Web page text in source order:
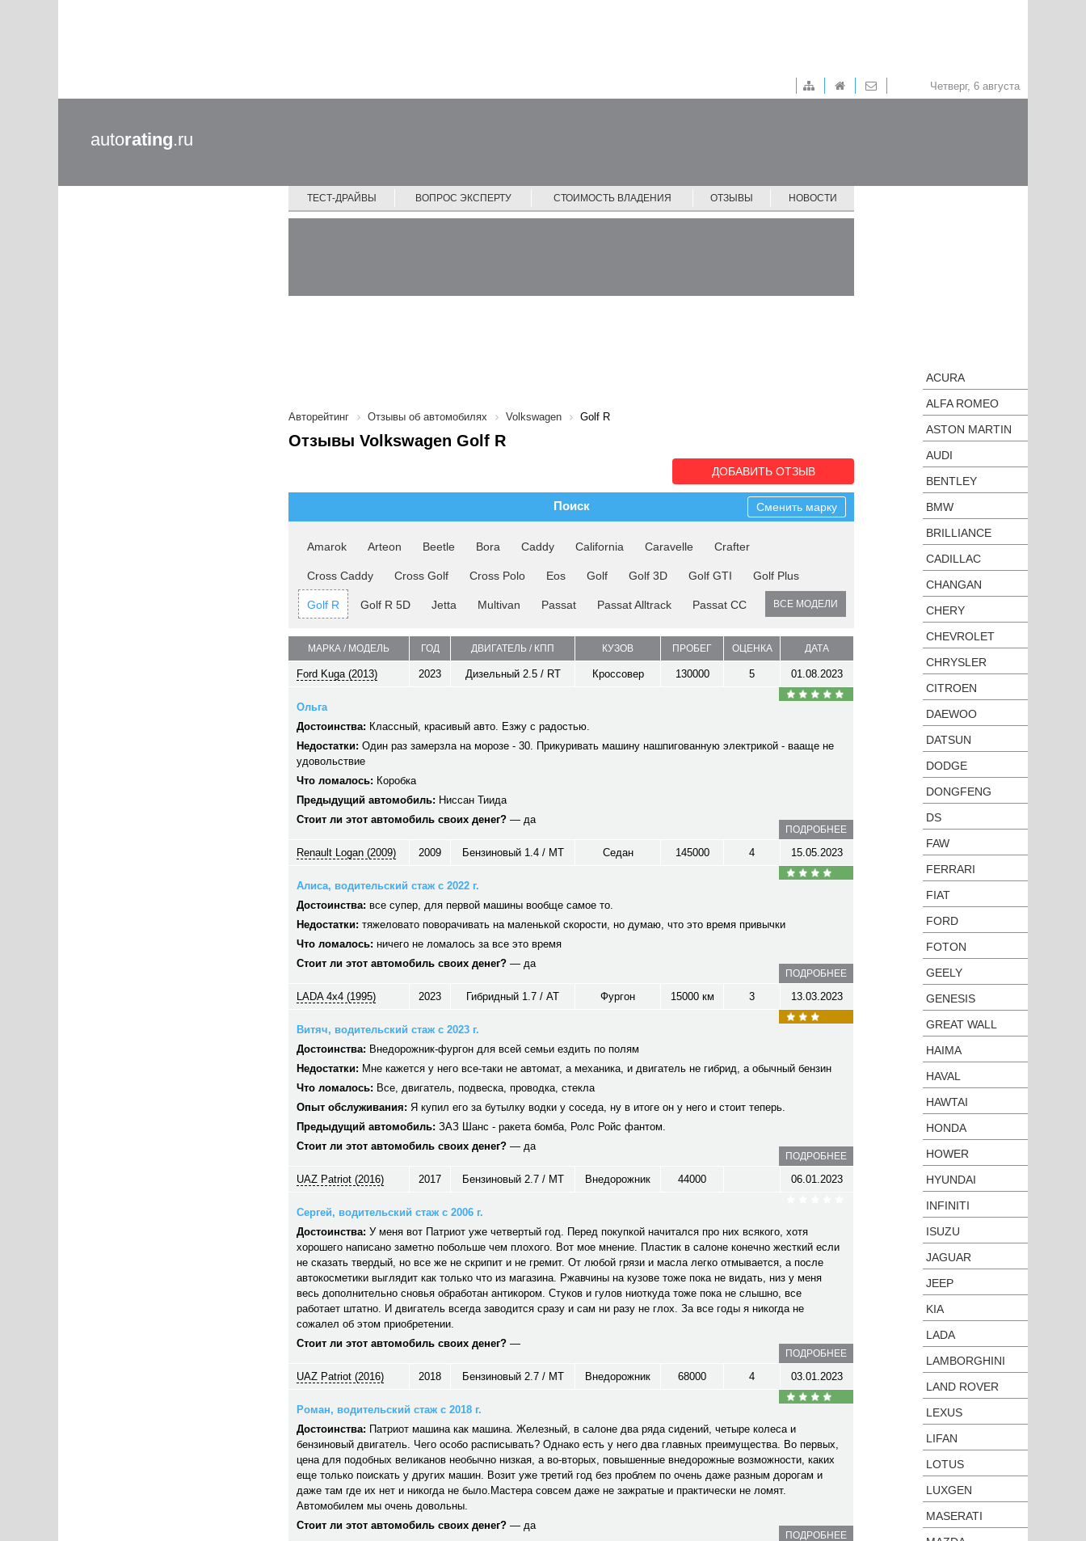
Четверг, 6 августа
autorating.ru
ТЕСТ-ДРАЙВЫ ВОПРОС ЭКСПЕРТУ СТОИМОСТЬ ВЛАДЕНИЯ ОТЗЫВЫ НОВОСТИ
Авторейтинг Отзывы об автомобилях Volkswagen Golf R
Отзывы Volkswagen Golf R
ДОБАВИТЬ ОТЗЫВ
Поиск Сменить марку
Amarok Arteon Beetle Bora Caddy California Caravelle Crafter
Cross Caddy Cross Golf Cross Polo Eos Golf Golf 3D Golf GTI Golf Plus
Golf R Golf R 5D Jetta Multivan Passat Passat Alltrack Passat CC ВСЕ МОДЕЛИ
МАРКА / МОДЕЛЬ ГОД ДВИГАТЕЛЬ / КПП КУЗОВ ПРОБЕГ ОЦЕНКА ДАТА
Ford Kuga (2013) 2023 Дизельный 2.5 / RT Кроссовер 130000 5 01.08.2023
Ольга
Достоинства: Классный, красивый авто. Езжу с радостью.
Недостатки: Один раз замерзла на морозе - 30. Прикуривать машину нашпигованную электрикой - вааще не
удовольствие
Что ломалось: Коробка
Предыдущий автомобиль: Ниссан Тиида
Стоит ли этот автомобиль своих денег? — да
ПОДРОБНЕЕ
Renault Logan (2009) 2009 Бензиновый 1.4 / MT Седан 145000 4 15.05.2023
Алиса, водительский стаж с 2022 г.
Достоинства: все супер, для первой машины вообще самое то.
Недостатки: тяжеловато поворачивать на маленькой скорости, но думаю, что это время привычки
Что ломалось: ничего не ломалось за все это время
Стоит ли этот автомобиль своих денег? — да
ПОДРОБНЕЕ
LADA 4x4 (1995) 2023 Гибридный 1.7 / AT Фургон 15000 км 3 13.03.2023
Витяч, водительский стаж с 2023 г.
Достоинства: Внедорожник-фургон для всей семьи ездить по полям
Недостатки: Мне кажется у него все-таки не автомат, а механика, и двигатель не гибрид, а обычный бензин
Что ломалось: Все, двигатель, подвеска, проводка, стекла
Опыт обслуживания: Я купил его за бутылку водки у соседа, ну в итоге он у него и стоит теперь.
Предыдущий автомобиль: ЗАЗ Шанс - ракета бомба, Ролс Ройс фантом.
Стоит ли этот автомобиль своих денег? — да
ПОДРОБНЕЕ
UAZ Patriot (2016) 2017 Бензиновый 2.7 / MT Внедорожник 44000 06.01.2023
Сергей, водительский стаж с 2006 г.
Достоинства: У меня вот Патриот уже четвертый год. Перед покупкой начитался про них всякого, хотя
хорошего написано заметно побольше чем плохого. Вот мое мнение. Пластик в салоне конечно жесткий если
не сказать твердый, но все же не скрипит и не гремит. От любой грязи и масла легко отмывается, а после
автокосметики выглядит как только что из магазина. Ржавчины на кузове тоже пока не видать, низ у меня
весь дополнительно сновья обработан антикором. Стуков и гулов ниоткуда тоже пока не слышно, все
работает штатно. И двигатель всегда заводится сразу и сам ни разу не глох. За все годы я никогда не
сожалел об этом приобретении.
Стоит ли этот автомобиль своих денег? —
ПОДРОБНЕЕ
UAZ Patriot (2016) 2018 Бензиновый 2.7 / MT Внедорожник 68000 4 03.01.2023
Роман, водительский стаж с 2018 г.
Достоинства: Патриот машина как машина. Железный, в салоне два ряда сидений, четыре колеса и
бензиновый двигатель. Чего особо расписывать? Однако есть у него два главных преимущества. Во первых,
цена для подобных великанов необычно низкая, а во-вторых, повышенные внедорожные возможности, каких
еще только поискать у других машин. Возит уже третий год без проблем по очень даже разным дорогам и
даже там где их нет и никогда не было.Мастера совсем даже не зажратые и практически не ломят.
Автомобилем мы очень довольны.
Стоит ли этот автомобиль своих денег? — да
ПОДРОБНЕЕ
ACURA
ALFA ROMEO
ASTON MARTIN
AUDI
BENTLEY
BMW
BRILLIANCE
CADILLAC
CHANGAN
CHERY
CHEVROLET
CHRYSLER
CITROEN
DAEWOO
DATSUN
DODGE
DONGFENG
DS
FAW
FERRARI
FIAT
FORD
FOTON
GEELY
GENESIS
GREAT WALL
HAIMA
HAVAL
HAWTAI
HONDA
HOWER
HYUNDAI
INFINITI
ISUZU
JAGUAR
JEEP
KIA
LADA
LAMBORGHINI
LAND ROVER
LEXUS
LIFAN
LOTUS
LUXGEN
MASERATI